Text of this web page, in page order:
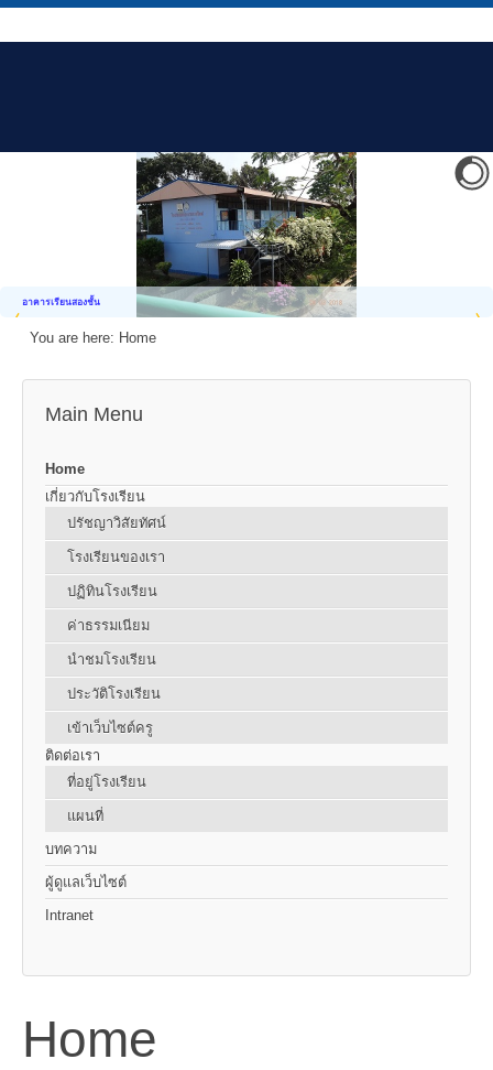
อาคารเรียนสองชั้น
You are here: Home
Main Menu
Home
เกี่ยวกับโรงเรียน
ปรัชญาวิสัยทัศน์
โรงเรียนของเรา
ปฏิทินโรงเรียน
ค่าธรรมเนียม
นำชมโรงเรียน
ประวัติโรงเรียน
เข้าเว็บไซต์ครู
ติดต่อเรา
ที่อยู่โรงเรียน
แผนที่
บทความ
ผู้ดูแลเว็บไซต์
Intranet
Home